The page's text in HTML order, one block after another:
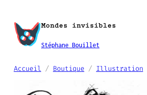
contenu
Mondes invisibles
Stéphane Bouillet
Accueil / Boutique / Illustration